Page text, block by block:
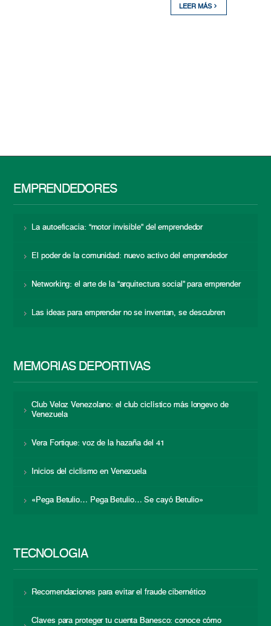
LEER MÁS
EMPRENDEDORES
La autoeficacia: “motor invisible” del emprendedor
El poder de la comunidad: nuevo activo del emprendedor
Networking: el arte de la “arquitectura social” para emprender
Las ideas para emprender no se inventan, se descubren
MEMORIAS DEPORTIVAS
Club Veloz Venezolano: el club ciclístico más longevo de
Venezuela
Vera Fortique: voz de la hazaña del 41
Inicios del ciclismo en Venezuela
«Pega Betulio… Pega Betulio… Se cayó Betulio»
TECNOLOGÍA
Recomendaciones para evitar el fraude cibernético
Claves para proteger tu cuenta Banesco: conoce cómo